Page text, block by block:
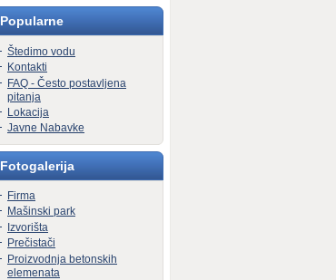
Popularne
Štedimo vodu
Kontakti
FAQ - Često postavljena
pitanja
Lokacija
Javne Nabavke
Fotogalerija
Firma
Mašinski park
Izvorišta
Prečistači
Proizvodnja betonskih
elemenata